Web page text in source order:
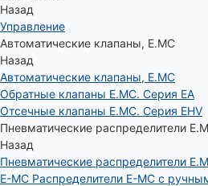
Назад
Управление
Автоматические клапаны, Е.МС
Назад
Автоматические клапаны, Е.МС
Обратные клапаны E.MC. Серия EA
Отсечные клапаны E.MC. Серия EHV
Пневматические распределители
Назад
Пневматические распределители
E-MC Распределители E-MC с